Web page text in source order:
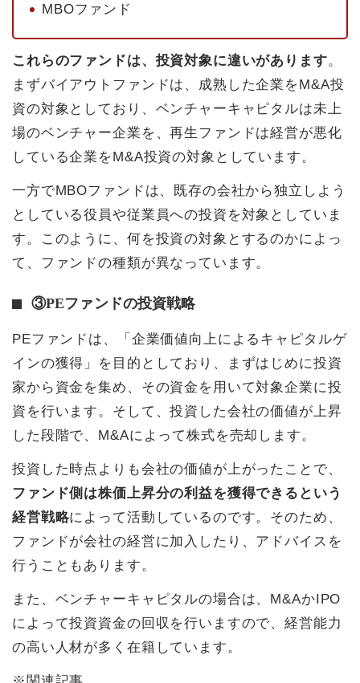
MBOファンド
これらのファンドは、投資対象に違いがあります。
まずバイアウトファンドは、成熟した企業をM&A投
資の対象としており、ベンチャーキャピタルは未上
場のベンチャー企業を、再生ファンドは経営が悪化
している企業をM&A投資の対象としています。
一方でMBOファンドは、既存の会社から独立しよう
としている役員や従業員への投資を対象としていま
す。このように、何を投資の対象とするのかによっ
て、ファンドの種類が異なっています。
③PEファンドの投資戦略
PEファンドは、「企業価値向上によるキャピタルゲ
インの獲得」を目的としており、まずはじめに投資
家から資金を集め、その資金を用いて対象企業に投
資を行います。そして、投資した会社の価値が上昇
した段階で、M&Aによって株式を売却します。
投資した時点よりも会社の価値が上がったことで、
ファンド側は株価上昇分の利益を獲得できるという
経営戦略によって活動しているのです。そのため、
ファンドが会社の経営に加入したり、アドバイスを
行うこともあります。
また、ベンチャーキャピタルの場合は、M&AかIPO
によって投資資金の回収を行いますので、経営能力
の高い人材が多く在籍しています。